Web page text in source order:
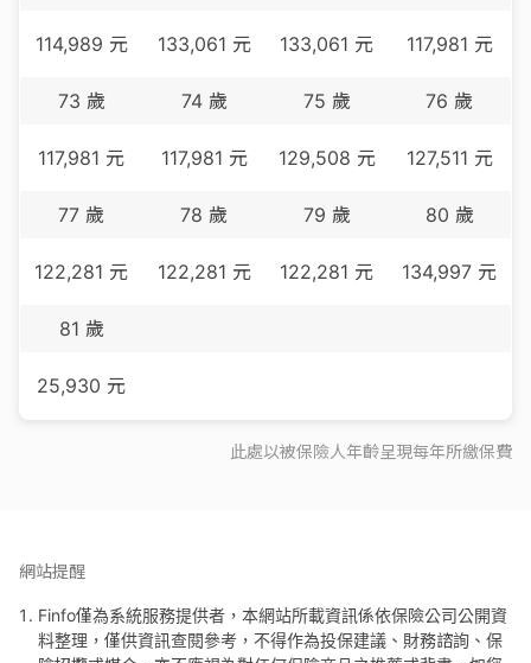
114,989 元 133,061 元 133,061 元 117,981 元
73 歲
117,981 元
74歲
117,981 元
75 歲
129,508 元
76 歲
127,511 元
77 歲
122,281 元
78 歲
122,281 元
79 歲
122,281 元
80 歲
134,997 元
81 歲
25,930 元
此處以被保險人年齡呈現每年所繳保費
網站提醒
Finfo僅為系統服務提供者，本網站所載資訊係依保險公司公開資
料整理，僅供資訊查閱參考，不得作為投保建議、財務諮詢、保